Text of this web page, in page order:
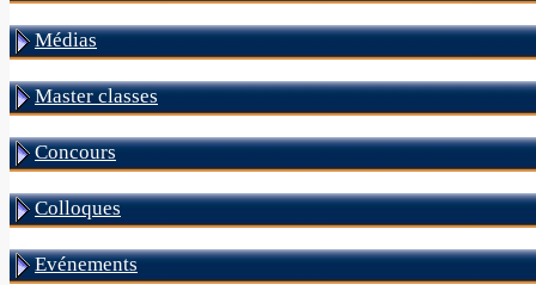
Médias
Master classes
Concours
Colloques
Evénements